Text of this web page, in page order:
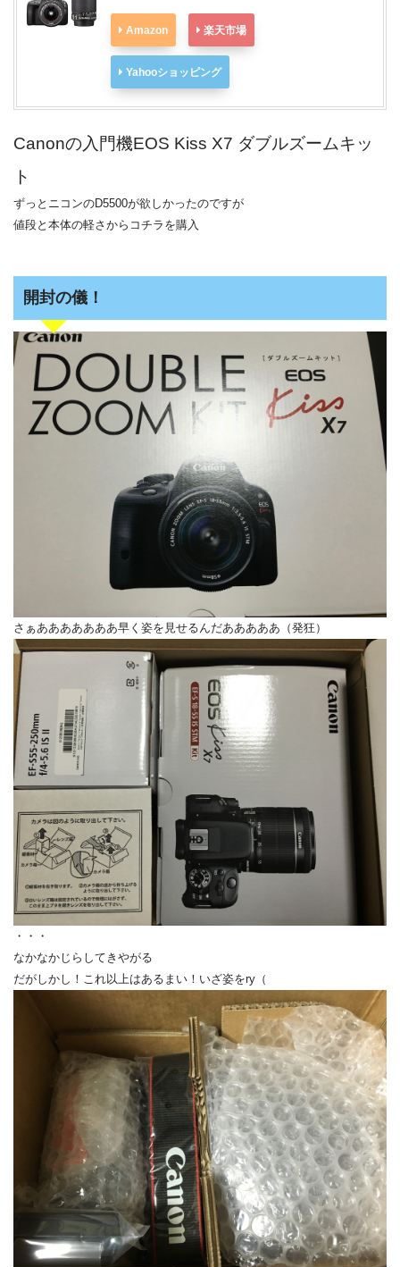
Amazon 楽天市場
Yahooショッピング
Canonの入門機EOS Kiss X7 ダブルズームキッ
ト
ずっとニコンのD5500が欲しかったのですが
値段と本体の軽さからコチラを購入
開封の儀！
さぁあああああああ早く姿を見せるんだあああああ（発狂）
・・・
なかなかじらしてきやがる
だがしかし！これ以上はあるまい！いざ姿をry（